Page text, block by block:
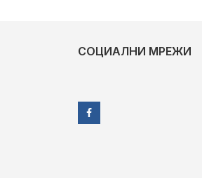
СОЦИАЛНИ МРЕЖИ